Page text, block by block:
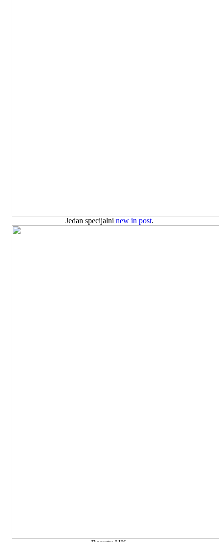
Jedan specijalni new in post.